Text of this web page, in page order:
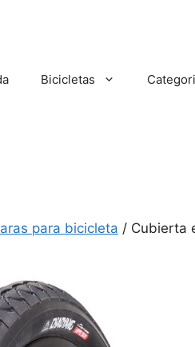
Bicicletas
para bicicleta / Cubierta